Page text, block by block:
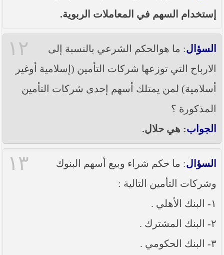
إستخدام السهم في المعاملات الربوية.
١٢ السؤال: ما هوالحكم الشرعي بالنسبة إلى
الارباح التي توزعها شركات التأمين (إسلامية أوغير
أسلامية) لمن يمتلك أسهم إحدى شركات التأمين
المذكورة ؟
الجواب: هي حلال.
١٣ السؤال: ما حكم شراء وبيع أسهم البنوك
وشركات التأمين التالية :
١- البنك الأهلي .
٢- البنك المشترك .
٣- البنك الحكومي .